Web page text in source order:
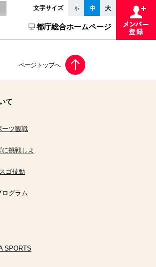
文字サイズ
都庁総合ホームページ
て
ーツ観戦
挑戦しよ
ゴ技動
ログラム
SPORTS